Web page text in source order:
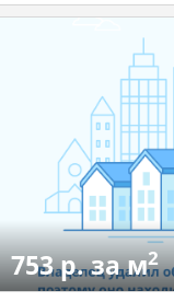
753 р. за м2